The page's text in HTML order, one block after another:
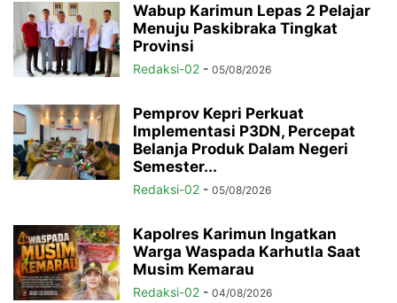
Wabup Karimun Lepas 2 Pelajar
Menuju Paskibraka Tingkat
Provinsi
Redaksi-02 - 05/08/2026
Pemprov Kepri Perkuat
Implementasi P3DN, Percepat
Belanja Produk Dalam Negeri
Semester...
Redaksi-02 - 05/08/2026
Kapolres Karimun Ingatkan
Warga Waspada Karhutla Saat
Musim Kemarau
Redaksi-02 - 04/08/2026